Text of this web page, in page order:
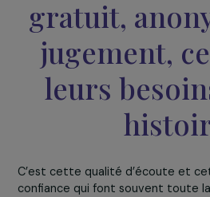
de nombreuses barrières.
Et surtout
le